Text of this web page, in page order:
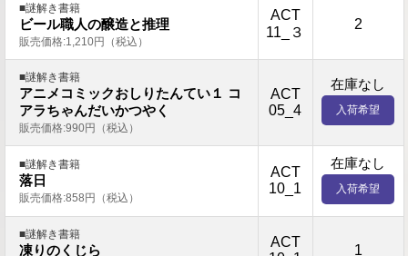
■謎解き書籍
ビール職人の醸造と推理
販売価格:1,210円（税込）
ACT
11_３
2
■謎解き書籍
アニメコミックおしりたんてい１ コ
アラちゃんだいかつやく
販売価格:990円（税込）
ACT
05_4
在庫なし
入荷希望
■謎解き書籍
落日
販売価格:858円（税込）
ACT
10_1
在庫なし
入荷希望
■謎解き書籍
凍りのくじら
ACT
1